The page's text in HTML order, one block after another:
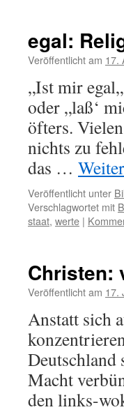
egal:
Veröffentlicht am 17.
„Ist mir
oder „laß‘
öfters.
nichts zu
das …
Veröffentlicht unter
Verschlagwortet mit
staat, werte |
Christen:
Veröffentlicht am 17.
Anstatt sich
Macht
den links-